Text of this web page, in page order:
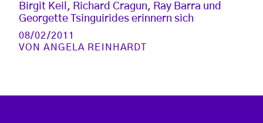
Birgit Keil, Richard Cragun, Ray Barra und
Georgette Tsinguirides erinnern sich
08/02/2011
VONANGELA REINHARDT